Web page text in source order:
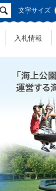
検
文字サイズ
入札情報